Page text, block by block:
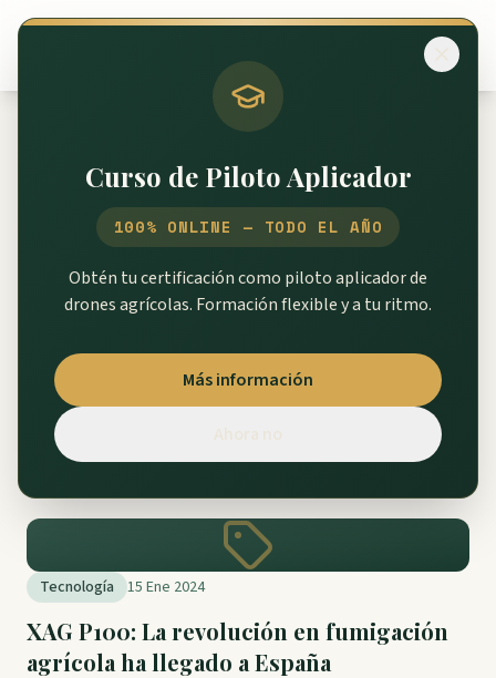
Curso de Piloto Aplicador
100% ONLINE — TODO EL AÑO
Obtén tu certificación como piloto aplicador de
drones agrícolas. Formación flexible y a tu ritmo.
Más información
Blog de Agricultura con
Drones
Consejos, guías y las últimas novedades sobre
agricultura de precisión y drones agrícolas XAG y DJI.
Tecnología 15 Ene 2024
XAG P100: La revolución en fumigación
agrícola ha llegado a España